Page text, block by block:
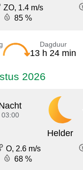
ZO, 1.4 m/s
85 %
Dagduur
13 h 24 min
2026
03:00
Helder
O, 2.6 m/s
68 %